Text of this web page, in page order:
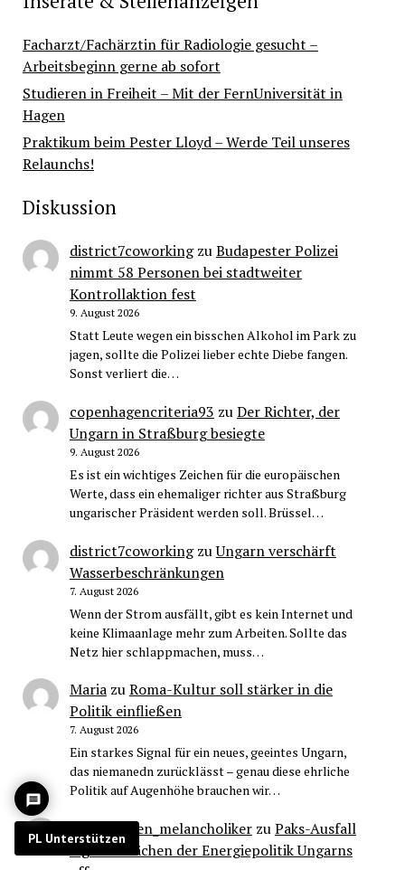
Facharzt/Fachärztin für Radiologie gesucht –
Arbeitsbeginn gerne ab sofort
Studieren in Freiheit – Mit der FernUniversität in
Hagen
Praktikum beim Pester Lloyd – Werde Teil unseres
Relaunchs!
Diskussion
district7coworkingzuBudapester Polizei
nimmt 58 Personen bei stadtweiter
Kontrollaktion fest
9. August 2026
Statt Leute wegen ein bisschen Alkohol im Park zu
jagen, sollte die Polizei lieber echte Diebe fangen.
Sonst verliert die…
copenhagencriteria93 zuDer Richter, der
Ungarn in Straßburg besiegte
9. August 2026
Es ist ein wichtiges Zeichen für die europäischen
Werte, dass ein ehemaliger richter aus Straßburg
ungarischer Präsident werden soll. Brüssel…
district7coworkingzuUngarn verschärft
Wasserbeschränkungen
7. August 2026
Wenn der Strom ausfällt, gibt es kein Internet und
keine Klimaanlage mehr zum Arbeiten. Sollte das
Netz hier schlappmachen, muss…
MariazuRoma-Kultur soll stärker in die
Politik einfließen
7. August 2026
Ein starkes Signal für ein neues, geeintes Ungarn,
das niemanedn zurücklässt – genau diese ehrliche
Politik auf Augenhöhe brauchen wir…
cisleithanien_melancholikerzuPaks-Ausfall
legt Schwächen der Energiepolitik Ungarns
PL Unterstützen